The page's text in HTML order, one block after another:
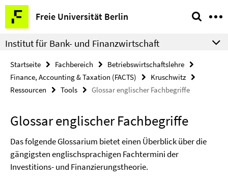
Springe
direkt
zu
Inhalt
Freie Universität Berlin
Service-
Navigation
Institut für Bank- und Finanzwirtschaft
Startseite Fachbereich
Betriebswirtschaftslehre
Finance, Accounting & Taxation (FACTS)
Kruschwitz
Ressourcen
Tools Glossar englischer Fachbegriffe
Glossar englischer Fachbegriffe
Das folgende Glossarium bietet einen Überblick über die
gängigsten englischsprachigen Fachtermini der
Investitions- und Finanzierungstheorie.